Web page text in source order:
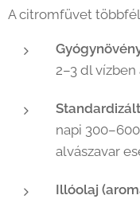
A citromfüvet
2–3 dl vízben
napi
alvászavar
Illóolaj